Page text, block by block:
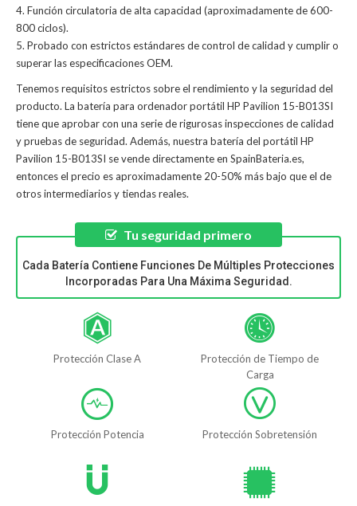
4. Función circulatoria de alta capacidad (aproximadamente de 600-
800 ciclos).
5. Probado con estrictos estándares de control de calidad y cumplir o
superar las especificaciones OEM.
Tenemos requisitos estrictos sobre el rendimiento y la seguridad del
producto. La batería para ordenador portátil HP Pavilion 15-B013SI
tiene que aprobar con una serie de rigurosas inspecciones de calidad
y pruebas de seguridad. Además, nuestra batería del portátil HP
Pavilion 15-B013SI se vende directamente en SpainBateria.es,
entonces el precio es aproximadamente 20-50% más bajo que el de
otros intermediarios y tiendas reales.
Tu seguridad primero
Cada Batería Contiene Funciones De Múltiples Protecciones
Incorporadas Para Una Máxima Seguridad.
Protección Clase A
Protección de Tiempo de
Carga
Protección Potencia Protección Sobretensión